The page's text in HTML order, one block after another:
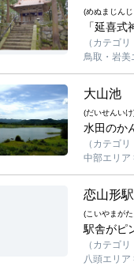
(めぬまじんじ
「延喜
（カテゴ
鳥取・岩美
大山池
(だいせんいけ
水田のか
（カテゴ
中部エリア
恋山形
(こいやまが
駅舎がピ
（カテゴリ
八頭エリア